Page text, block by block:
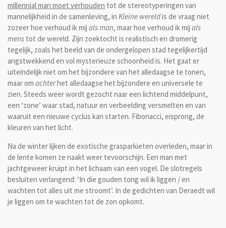
millennial man moet verhouden tot de stereotyperingen van
mannelijkheid in de samenleving, in Kleine wereldis de vraag niet
zozeer hoe verhoud ik mij als man, maar hoe verhoud ik mij als
mens tot de wereld. Zijn zoektocht is realistisch en dromerig
tegelijk, zoals het beeld van de ondergelopen stad tegelijkertijd
angstwekkend en vol mysterieuze schoonheid is. Het gaat er
uiteindelijk niet om het bijzondere van het alledaagse te tonen,
maar om achterhet alledaagse het bijzondere en universele te
zien. Steeds weer wordt gezocht naar een lichtend middelpunt,
een ‘zone’ waar stad, natuur en verbeelding versmelten en van
waaruit een nieuwe cyclus kan starten. Fibonacci, eisprong, de
kleuren van het licht.
Na de winter lijken de exotische grasparkieten overleden, maar in
de lente komen ze naakt weer tevoorschijn. Een man met
jachtgeweer kruipt in het lichaam van een vogel. De slotregels
besluiten verlangend: ‘In die gouden tong wil ik liggen / en
wachten tot alles uit me stroomt’. In de gedichten van Deraedt wil
je liggen om te wachten tot de zon opkomt.